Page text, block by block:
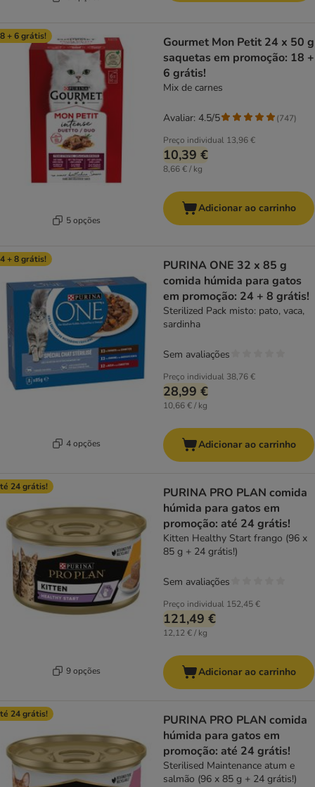
+ 6 grátis!
5 opções
Gourmet Mon Petit 24 x 50 g
saquetas em promoção: 18 +
6 grátis!
Mix de carnes
Preço individual 13,96 €
10,39 €
8,66 € / kg
Avaliar: 4.5/5 (747)
Adicionar ao carrinho
+ 8 grátis!
4 opções
PURINA ONE 32 x 85 g
comida húmida para gatos
em promoção: 24 + 8 grátis!
Sterilized Pack misto: pato, vaca,
sardinha
Preço individual 38,76 €
28,99 €
10,66 € / kg
Sem avaliações
Adicionar ao carrinho
24 grátis!
9 opções
PURINA PRO PLAN comida
húmida para gatos em
promoção: até 24 grátis!
Kitten Healthy Start frango (96 x
85 g + 24 grátis!)
Preço individual 152,45 €
121,49 €
12,12 € / kg
Sem avaliações
Adicionar ao carrinho
24 grátis!
PURINA PRO PLAN comida
húmida para gatos em
promoção: até 24 grátis!
Sterilised Maintenance atum e
salmão (96 x 85 g + 24 grátis!)